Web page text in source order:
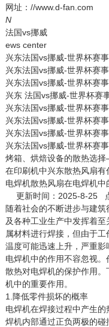
网址：//www.d-fan.com
N
法国vs挪威
ews center
兴东法国vs挪威-世界杯赛
兴东法国vs挪威-世界杯赛
兴东法国vs挪威-世界杯赛
兴东 法国vs挪威-世界杯
兴东法国vs挪威-世界杯赛
兴东法国vs挪威-世界杯赛
兴东法国vs挪威-世界杯赛
兴东法国vs挪威-世界杯赛
烤箱、烘焙设备的散热选
在印刷机中兴东散热风扇有
电焊机散热风扇在电焊机中
更新时间：2025-8-25
随着社会的不断进步与建
及各种工业生产中发挥着
属材料进行焊接，但由于
温度可能迅速上升，严重
电焊机中的作用不容忽视
散热对电焊机的保护作用
机中的重要作用。
1.降低零件损坏的概率
电焊机在焊接过程中产生
焊机内部通过正负两极的